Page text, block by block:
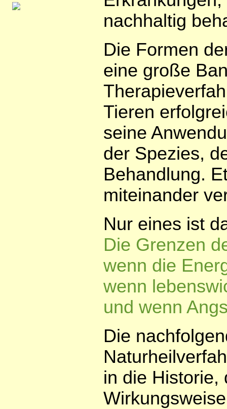
nachhaltig
Die Formen
eine große
Tieren
seine
der Spezies,
Behandlung.
miteinander
Nur eines ist
Die Grenzen
wenn die
wenn
und wenn
Die
in die Historie,